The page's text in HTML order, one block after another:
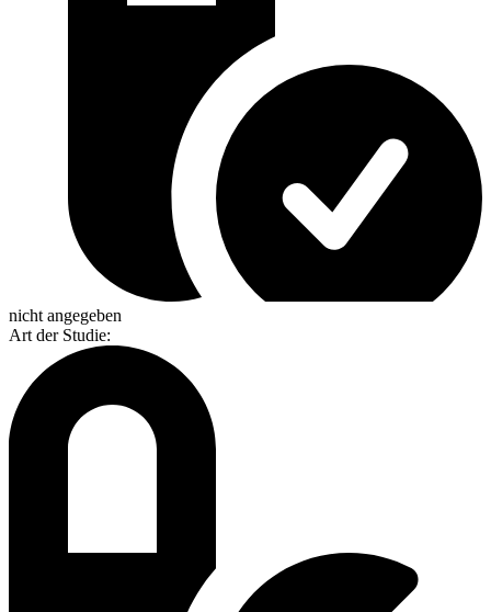
nicht angegeben
Art der Studie: